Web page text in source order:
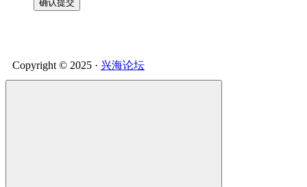
确认提交
Copyright © 2025 · 兴海论坛